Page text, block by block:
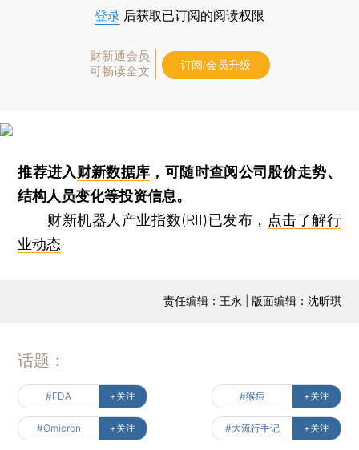
登录 后获取已订阅的阅读权限
财新通会员
可畅读全文
订阅/会员升级
推荐进入财新数据库 ，可随时查阅公司股价走势、
结构人员变化等投资信息。
财新机器人产业指数(RII)已发布， 点击了解行
业动态
责任编辑：王永 | 版面编辑：沈昕琪
话题：
#FDA +关注 #猴痘 +关注
#Omicron +关注 #大流行手记 +关注